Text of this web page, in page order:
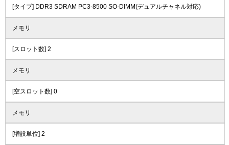
[タイプ] DDR3 SDRAM PC3-8500 SO-DIMM(デュアルチャネル対応)
メモリ
[スロット数] 2
メモリ
[空スロット数] 0
メモリ
[増設単位] 2